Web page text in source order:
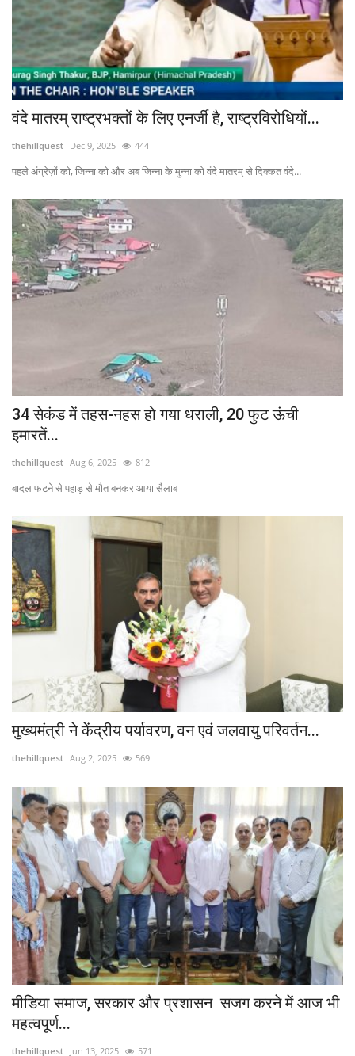
वंदे मातरम् राष्ट्रभक्तों के लिए एनर्जी है, राष्ट्रविरोधियों...
thehillquest Dec 9, 2025 444
पहले अंग्रेज़ों को, जिन्ना को और अब जिन्ना के मुन्ना को वंदे मातरम् से दिक्कत वंदे...
34 सेकंड में तहस-नहस हो गया धराली, 20 फुट ऊंची
इमारतें...
thehillquest Aug 6, 2025 812
बादल फटने से पहाड़ से मौत बनकर आया सैलाब
मुख्यमंत्री ने केंद्रीय पर्यावरण, वन एवं जलवायु परिवर्तन...
thehillquest Aug 2, 2025 569
मीडिया समाज, सरकार और प्रशासन सजग करने में आज भी
महत्वपूर्ण...
thehillquest Jun 13, 2025 571